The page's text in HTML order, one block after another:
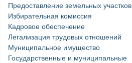
Предоставление земельных участков
Избирательная комиссия
Кадровое обеспечение
Легализация трудовых отношений
Муниципальное имущество
Государственные и муниципальные